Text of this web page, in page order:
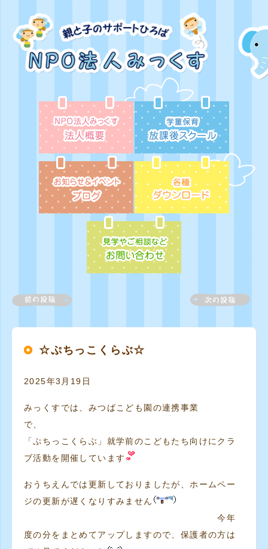
☆ぷちっこくらぶ☆
2025年3月19日
みっくすでは、みつばこども園の連携事業
で
「ぷちっこくらぶ」就学前のこどもたち向けにクラ
ブ活動を開催しています
おうちえんでは更新しておりましたが、ホームペー
ジの更新が遅くなりすみません
今年
度の分をまとめてアップしますので、保護者の方は